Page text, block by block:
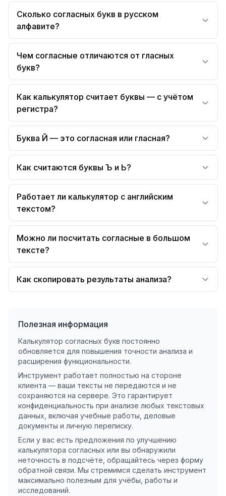
Сколько согласных букв в русском
алфавите?
Чем согласные отличаются от гласных
букв?
Как калькулятор считает буквы — с учётом
регистра?
Буква Й — это согласная или гласная?
Как считаются буквы Ъ и Ь?
Работает ли калькулятор с английским
текстом?
Можно ли посчитать согласные в большом
тексте?
Как скопировать результаты анализа?
Полезная информация
Калькулятор согласных букв постоянно
обновляется для повышения точности анализа и
расширения функциональности.
Инструмент работает полностью на стороне
клиента — ваши тексты не передаются и не
сохраняются на сервере. Это гарантирует
конфиденциальность при анализе любых текстовых
данных, включая учебные работы, деловые
документы и личную переписку.
Если у вас есть предложения по улучшению
калькулятора согласных или вы обнаружили
неточность в подсчёте, обращайтесь через форму
обратной связи. Мы стремимся сделать инструмент
максимально полезным для учёбы, работы и
исследований.